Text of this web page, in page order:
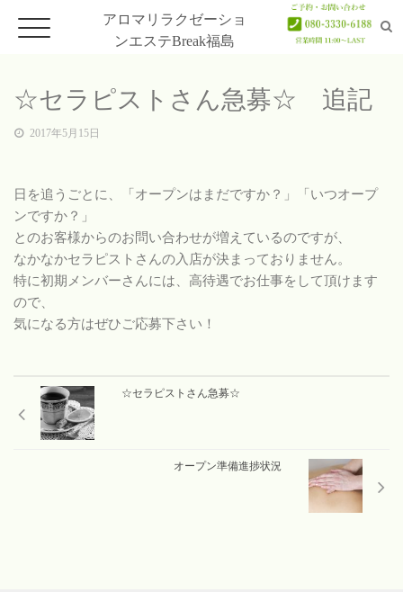
アロマリラクゼーショ
ンエステBreak福島
ホーム
メニュー
セラピスト
Therapist
お問い合わせ
☆セラピストさん急募☆ 追記
2017年5月15日
日を追うごとに、「オープンはまだですか？」「いつオープ
ンですか？」
とのお客様からのお問い合わせが増えているのですが、
なかなかセラピストさんの入店が決まっておりません。
特に初期メンバーさんには、高待遇でお仕事をして頂けます
ので、
気になる方はぜひご応募下さい！
☆セラピストさん急募☆
オープン準備進捗状況